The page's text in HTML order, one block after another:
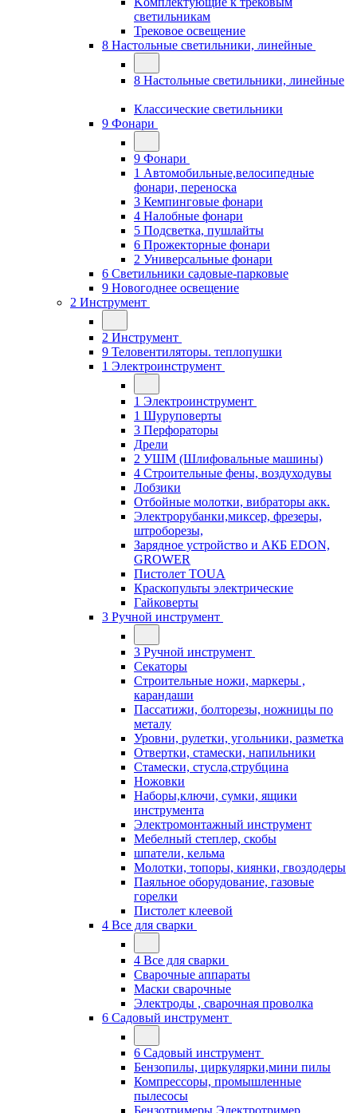
светильникам
Трековое освещение
8 Настольные светильники, линейные
8 Настольные светильники, линейные
Классические светильники
9 Фонари
9 Фонари
1 Автомобильные,велосипедные
фонари, переноска
3 Кемпинговые фонари
4 Налобные фонари
5 Подсветка, пушлайты
6 Прожекторные фонари
2 Универсальные фонари
6 Светильники садовые-парковые
9 Новогоднее освещение
2 Инструмент
2 Инструмент
9 Теловентиляторы. теплопушки
1 Электроинструмент
1 Электроинструмент
1 Шуруповерты
3 Перфораторы
Дрели
2 УШМ (Шлифовальные машины)
4 Строительные фены, воздуходувы
Лобзики
Отбойные молотки, вибраторы акк.
Электрорубанки,миксер, фрезеры,
штроборезы,
Зарядное устройство и АКБ EDON,
GROWER
Пистолет TOUA
Краскопульты электрические
Гайковерты
3 Ручной инструмент
3 Ручной инструмент
Cекаторы
Строительные ножи, маркеры ,
карандаши
Пассатижи, болторезы, ножницы по
металу
Уровни, рулетки, угольники, разметка
Отвертки, стамески, напильники
Стамески, стусла,струбцина
Ножовки
Наборы,ключи, сумки, ящики
инструмента
Электромонтажный инструмент
Мебелный степлер, скобы
шпатели, кельма
Молотки, топоры, киянки, гвоздодеры
Паяльное оборудование, газовые
горелки
Пистолет клеевой
4 Все для сварки
4 Все для сварки
Сварочные аппараты
Маски сварочные
Электроды , сварочная проволка
6 Садовый инструмент
6 Садовый инструмент
Бензопилы, циркулярки,мини пилы
Компрессоры, промышленные
пылесосы
Бензотримеры,Электротример,